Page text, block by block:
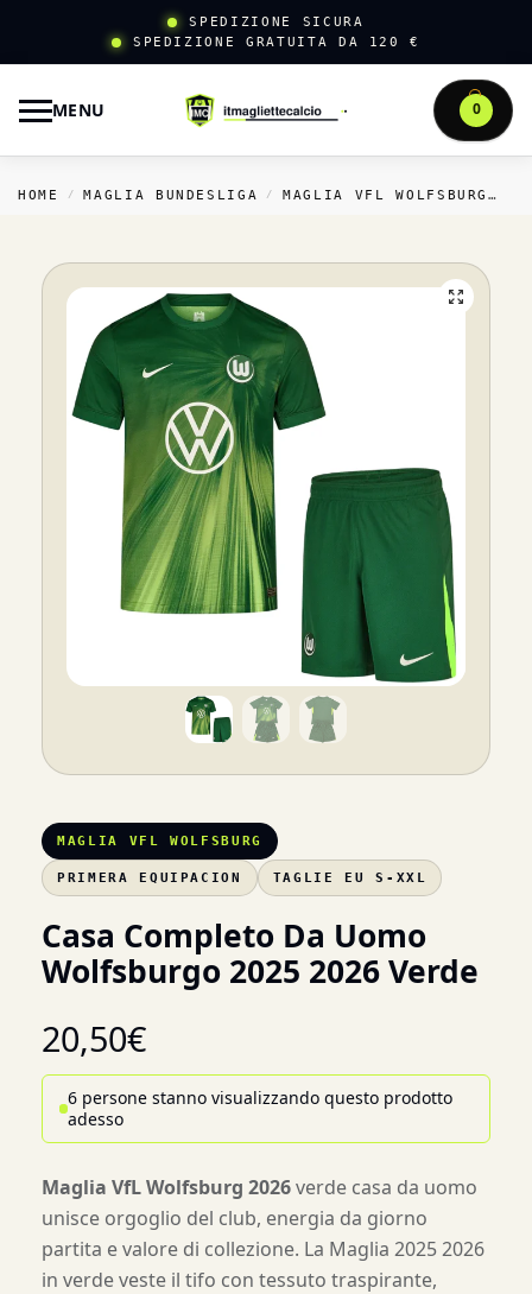
SPEDIZIONE SICURA
SPEDIZIONE GRATUITA DA 120 €
MENU 0
HOME / MAGLIA BUNDESLIGA / MAGLIA VFL WOLFSBURG
MAGLIA VFL WOLFSBURG
PRIMERA EQUIPACION TAGLIE EU S-XXL
Casa Completo Da Uomo
Wolfsburgo 2025 2026 Verde
20,50€
6 persone stanno visualizzando questo prodotto
adesso
Maglia VfL Wolfsburg 2026verde casa da uomo
unisce orgoglio del club, energia da giorno
partita e valore di collezione. La Maglia 2025 2026
in verde veste il tifo con tessuto traspirante,